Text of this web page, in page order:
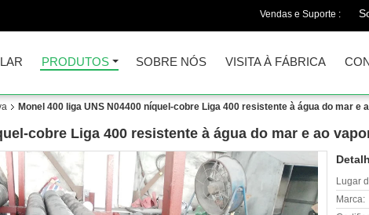
Vendas e Suporte :
LAR PRODUTOS SOBRE NÓS VISITA À FÁBRICA
Monel 400 liga UNS N04400 níquel-cobre Liga 400 resistente à água do mar e
cobre Liga 400 resistente à água do mar e ao
Lugar
Marca: